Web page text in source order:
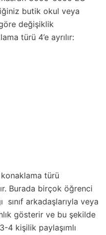
butik okul veya
değişiklik
türü 4’e ayrılır:
türü
Burada birçok öğrenci
sınıf arkadaşlarıyla veya
gösterir ve bu şekilde
4 kişilik paylaşımlı